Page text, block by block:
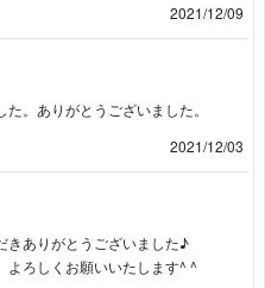
2021/12/09
。ありがとうございました。
2021/12/03
きありがとうございました♪
よろしくお願いいたします^ ^